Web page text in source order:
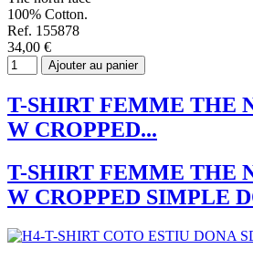
100% Cotton.
Ref. 155878
34,00 €
Ajouter au panier
T-SHIRT FEMME THE
W CROPPED...
T-SHIRT FEMME THE
W CROPPED SIMPLE